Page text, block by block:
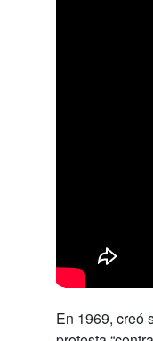
En 1969, creó